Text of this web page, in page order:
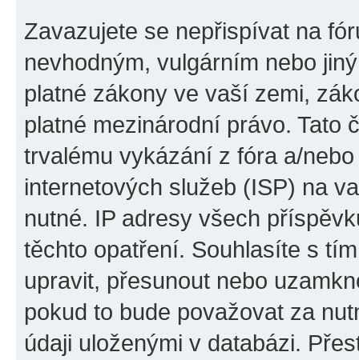
Zavazujete se nepřispívat na
nevhodným, vulgárním nebo
platné zákony ve vaší zemi,
platné mezinárodní právo. Tato
trvalému vykázání z fóra a/
internetových služeb (ISP) na
nutné. IP adresy všech
těchto opatření. Souhlasíte s
upravit, přesunout nebo
pokud to bude považovat za
údaji uloženými v databázi.